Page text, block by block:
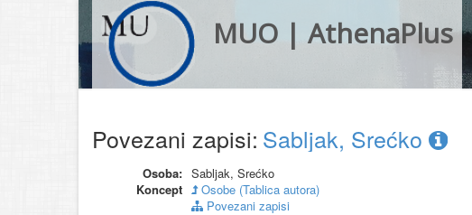
MUO | AthenaPlus
Povezani zapisi: Sabljak, Srećko
Osoba: Sabljak, Srećko
Koncept
Osobe (Tablica autora)
Povezani zapisi